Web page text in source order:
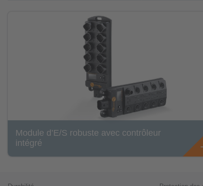
Module d’E/S robuste avec contrôleur
intégré